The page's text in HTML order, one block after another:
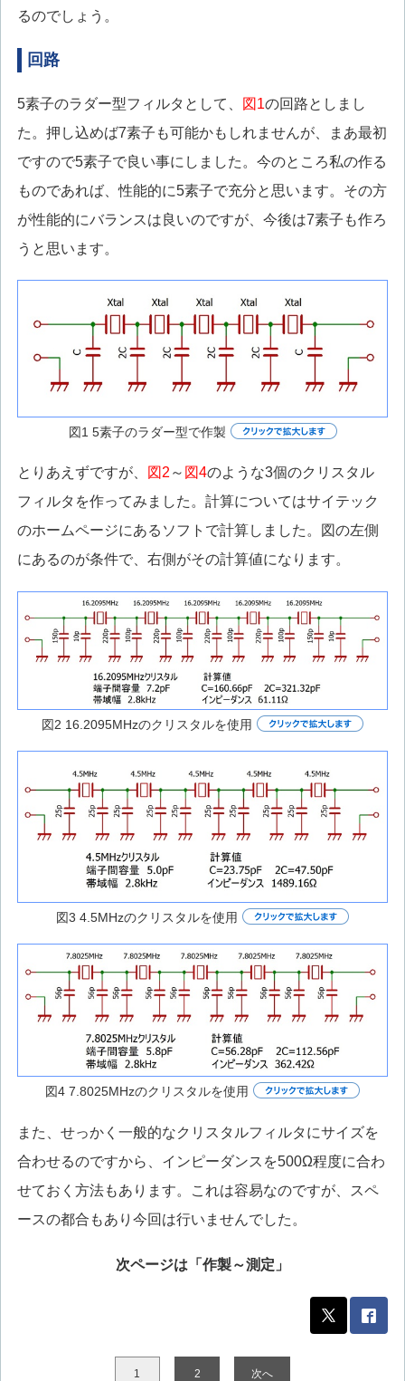
るのでしょう。
回路
5素子のラダー型フィルタとして、 図1の回路としまし
た。押し込めば7素子も可能かもしれませんが、まあ最初
ですので5素子で良い事にしました。今のところ私の作る
ものであれば、性能的に5素子で充分と思います。その方
が性能的にバランスは良いのですが、今後は7素子も作ろ
うと思います。
図1 5素子のラダー型で作製
とりあえずですが、 図2 ～ 図4のような3個のクリスタル
フィルタを作ってみました。計算についてはサイテック
のホームページにあるソフトで計算しました。図の左側
にあるのが条件で、右側がその計算値になります。
図2 16.2095MHzのクリスタルを使用
図3 4.5MHzのクリスタルを使用
図4 7.8025MHzのクリスタルを使用
また、せっかく一般的なクリスタルフィルタにサイズを
合わせるのですから、インピーダンスを500Ω程度に合わ
せておく方法もあります。これは容易なのですが、スペ
ースの都合もあり今回は行いませんでした。
次ページは「作製～測定」
1 2 次へ